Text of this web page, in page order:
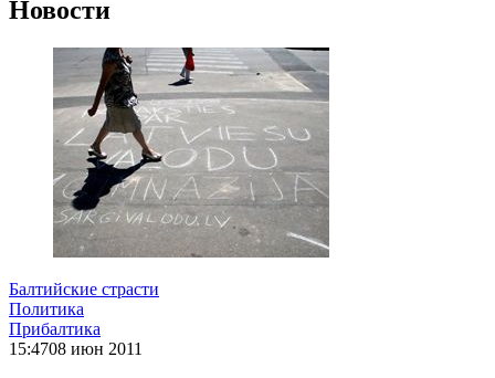
Новости
Балтийские страсти
Политика
Прибалтика
15:4708 июн 2011